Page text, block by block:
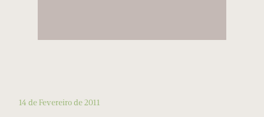
14 de Fevereiro de 2011